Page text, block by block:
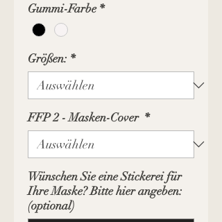
Gummi-Farbe *
Größen: *
FFP 2 - Masken-Cover *
Wünschen Sie eine Stickerei für
Ihre Maske? Bitte hier angeben:
(optional)